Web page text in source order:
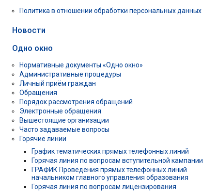
Политика в отношении обработки персональных данных
Новости
Одно окно
Нормативные документы «Одно окно»
Административные процедуры
Личный приём граждан
Обращения
Порядок рассмотрения обращений
Электронные обращения
Вышестоящие организации
Часто задаваемые вопросы
Горячие линии
График тематических прямых телефонных линий
Горячая линия по вопросам вступительной кампании
ГРАФИК Проведения прямых телефонных линий
начальником главного управления образования
Горячая линия по вопросам лицензирования